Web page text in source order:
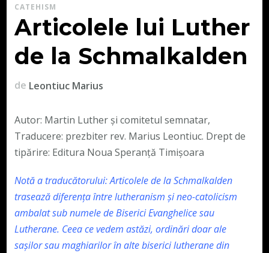
CATEHISM
Articolele lui Luther
de la Schmalkalden
de Leontiuc Marius
Autor: Martin Luther și comitetul semnatar,
Traducere: prezbiter rev. Marius Leontiuc. Drept de
tipărire: Editura Noua Speranță Timișoara
Notă a traducătorului: Articolele de la Schmalkalden
trasează diferența între lutheranism și neo-catolicism
ambalat sub numele de Biserici Evanghelice sau
Lutherane. Ceea ce vedem astăzi, ordinări doar ale
sașilor sau maghiarilor în alte biserici lutherane din